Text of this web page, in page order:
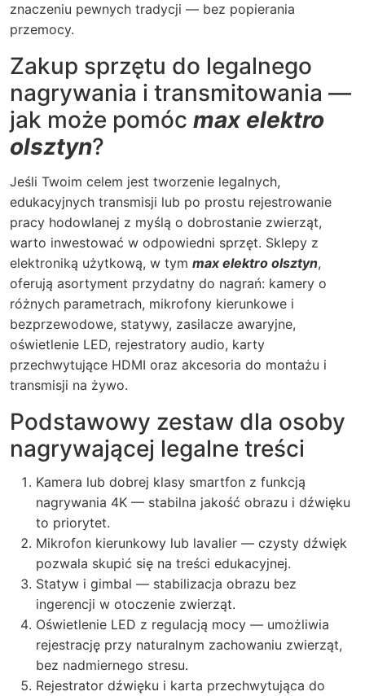
znaczeniu pewnych tradycji — bez popierania
przemocy.
Zakup sprzętu do legalnego
nagrywania i transmitowania —
jak może pomóc max elektro
olsztyn?
Jeśli Twoim celem jest tworzenie legalnych,
edukacyjnych transmisji lub po prostu rejestrowanie
pracy hodowlanej z myślą o dobrostanie zwierząt,
warto inwestować w odpowiedni sprzęt. Sklepy z
elektroniką użytkową, w tym max elektro olsztyn,
oferują asortyment przydatny do nagrań: kamery o
różnych parametrach, mikrofony kierunkowe i
bezprzewodowe, statywy, zasilacze awaryjne,
oświetlenie LED, rejestratory audio, karty
przechwytujące HDMI oraz akcesoria do montażu i
transmisji na żywo.
Podstawowy zestaw dla osoby
nagrywającej legalne treści
Kamera lub dobrej klasy smartfon z funkcją
nagrywania 4K — stabilna jakość obrazu i dźwięku
to priorytet.
Mikrofon kierunkowy lub lavalier — czysty dźwięk
pozwala skupić się na treści edukacyjnej.
Statyw i gimbal — stabilizacja obrazu bez
ingerencji w otoczenie zwierząt.
Oświetlenie LED z regulacją mocy — umożliwia
rejestrację przy naturalnym zachowaniu zwierząt,
bez nadmiernego stresu.
Rejestrator dźwięku i karta przechwytująca do